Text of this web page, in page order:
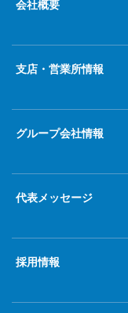
会社概要
支店・営業所情報
グループ会社情報
代表メッセージ
採用情報